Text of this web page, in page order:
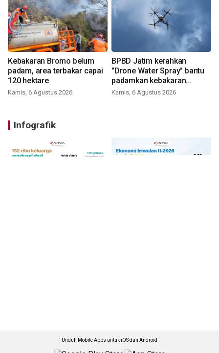
Kebakaran Bromo belum
padam, area terbakar capai
120 hektare
Kamis, 6 Agustus 2026
BPBD Jatim kerahkan
"Drone Water Spray" bantu
padamkan kebakaran
Bromo
Kamis, 6 Agustus 2026
Infografik
Unduh Mobile Apps untuk iOS dan Android